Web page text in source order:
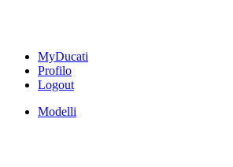
MyDucati
Profilo
Logout
Modelli